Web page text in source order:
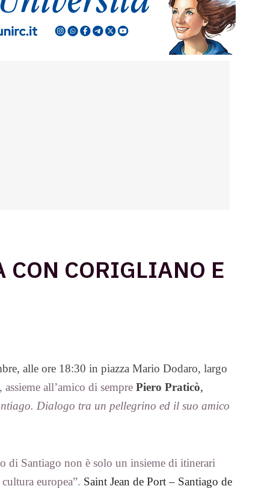
CORIGLIANO E
alle ore 18:30 in piazza Mario Dodaro, largo
all’amico di sempre Piero Praticò,
Dialogo tra un pellegrino ed il suo amico
di Santiago non è solo un insieme di itinerari
europea”. Saint Jean de Port – Santiago de